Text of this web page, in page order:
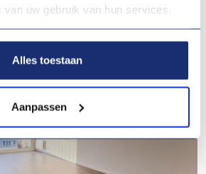
uw gebruik van hun services.
Alles toestaan
Aanpassen